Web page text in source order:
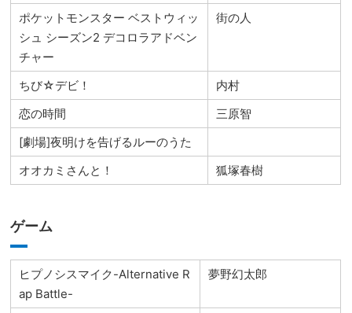
ポケットモンスター ベストウィッ
シュ シーズン2 デコロラアドベン
チャー
街の人
ちび☆デビ！
内村
恋の時間
三原智
[劇場]夜明けを告げるルーのうた
オオカミさんと！
狐塚春樹
ゲーム
ヒプノシスマイク-Alternative R
ap Battle-
夢野幻太郎